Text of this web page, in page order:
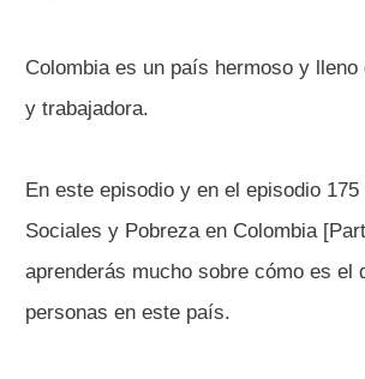
Colombia es un país hermoso y lleno
y trabajadora.
En este episodio y en el episodio 175
Sociales y Pobreza en Colombia
aprenderás mucho sobre cómo es el
personas en este país.